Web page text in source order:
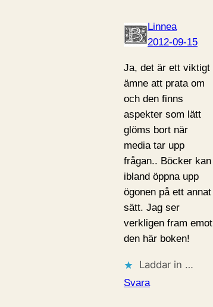
Linnea
2012-09-15
Ja, det är ett viktigt
ämne att prata om
och den finns
aspekter som lätt
glöms bort när
media tar upp
frågan.. Böcker kan
ibland öppna upp
ögonen på ett annat
sätt. Jag ser
verkligen fram emot
den här boken!
Laddar in …
Svara